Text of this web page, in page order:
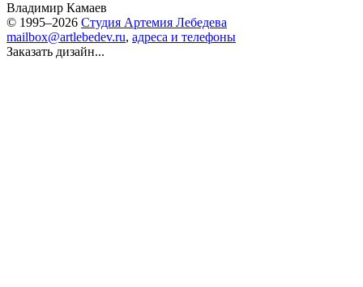
Владимир Камаев
© 1995–2026 Студия Артемия Лебедева
mailbox@artlebedev.ru, адреса и телефоны
Заказать дизайн...